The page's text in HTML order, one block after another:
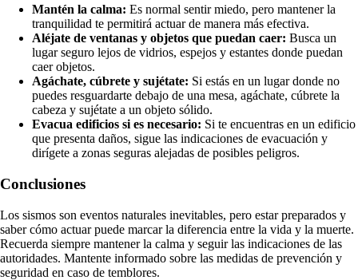
Mantén la calma: Es normal sentir miedo, pero mantener la
tranquilidad te permitirá actuar de manera más efectiva.
Aléjate de ventanas y objetos que puedan caer: Busca un
lugar seguro lejos de vidrios, espejos y estantes donde puedan
caer objetos.
Agáchate, cúbrete y sujétate: Si estás en un lugar donde no
puedes resguardarte debajo de una mesa, agáchate, cúbrete la
cabeza y sujétate a un objeto sólido.
Evacua edificios si es necesario: Si te encuentras en un edificio
que presenta daños, sigue las indicaciones de evacuación y
dirígete a zonas seguras alejadas de posibles peligros.
Conclusiones
Los sismos son eventos naturales inevitables, pero estar preparados y
saber cómo actuar puede marcar la diferencia entre la vida y la muerte.
Recuerda siempre mantener la calma y seguir las indicaciones de las
autoridades. Mantente informado sobre las medidas de prevención y
seguridad en caso de temblores.